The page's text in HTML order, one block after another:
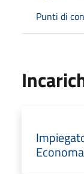
Punti di